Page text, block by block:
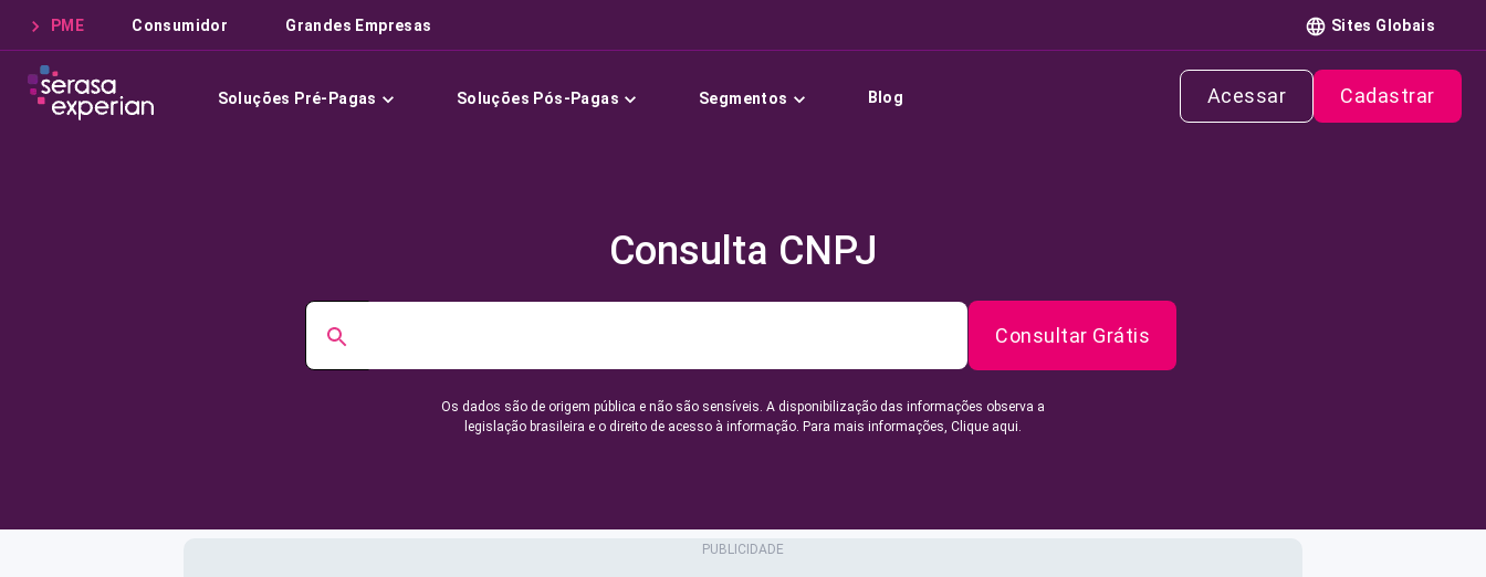
PME Consumidor Grandes Empresas Sites Globais
Soluções Pré-Pagas Soluções Pós-Pagas Segmentos Blog Acessar Cadastrar
Consulta CNPJ
Consultar Grátis
Os dados são de origem pública e não são sensíveis. A disponibilização das informações observa a
legislação brasileira e o direito de acesso à informação. Para mais informações, Clique aqui.